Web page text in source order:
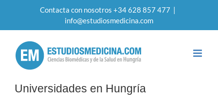
Contacta con nosotros +34 628 857 477 |
info@estudiosmedicina.com
Universidades en Hungría